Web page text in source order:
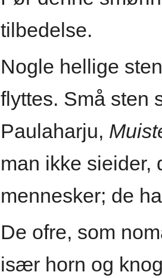
tilbedelse.
Nogle hellige
flyttes. Små sten
Paulaharju,
man ikke sieider,
mennesker; de
De ofre, som
især horn og